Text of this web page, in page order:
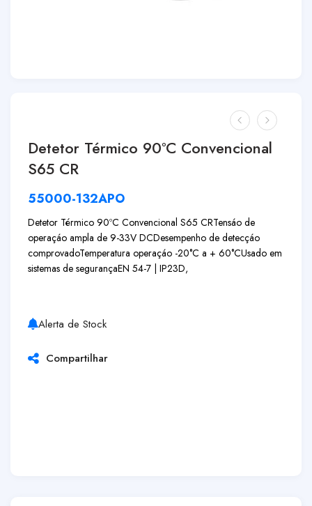
Detetor Térmico 90ºC Convencional
S65 CR
55000-132APO
Detetor Térmico 90ºC Convencional S65 CRTensáo de
operaçáo ampla de 9-33V DCDesempenho de detecçáo
comprovadoTemperatura operaçáo -20°C a + 60°CUsado em
sistemas de segurançaEN 54-7 | IP23D,
Alerta de Stock
Compartilhar